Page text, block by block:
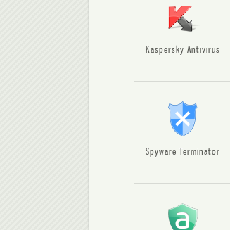
Kaspersky Antivirus
Spyware Terminator